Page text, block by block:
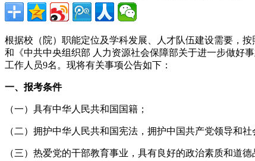
根据校（院）职能定位及学科发展、人才队伍建设需要，
和《中共中央组织部 人力资源社会保障部关于进一步做好
工作人员9名。现将有关事项公告如下：
一、报考条件
（一）具有中华人民共和国国籍；
（二）拥护中华人民共和国宪法，拥护中国共产党领导和社
（三）热爱党的干部教育事业，具有良好的政治素质和道德